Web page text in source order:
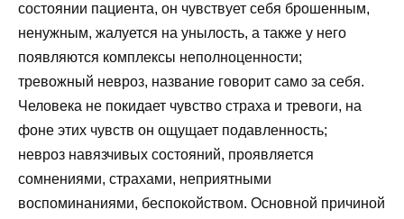
состоянии пациента, он чувствует себя брошенным,
ненужным, жалуется на унылость, а также у него
появляются комплексы неполноценности;
тревожный невроз, название говорит само за себя.
Человека не покидает чувство страха и тревоги, на
фоне этих чувств он ощущает подавленность;
невроз навязчивых состояний, проявляется
сомнениями, страхами, неприятными
воспоминаниями, беспокойством. Основной причиной